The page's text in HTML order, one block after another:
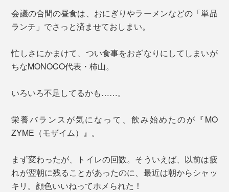
会議の合間の昼食は、おにぎりやラーメンなどの「単品
ランチ」でさっと済ませておしまい。
忙しさにかまけて、つい食事をおざなりにしてしまいが
ちなMONOCO代表・柿山。
いろいろ不足してるかも……。
栄養バランスが気になって、飲み始めたのが『MO
ZYME（モザイム）』。
まず変わったが、トイレの回数。そういえば、以前は疲
れが翌朝に残ることがあったのに、最近は朝からシャッ
キリ。顔色いいねってホメられた！